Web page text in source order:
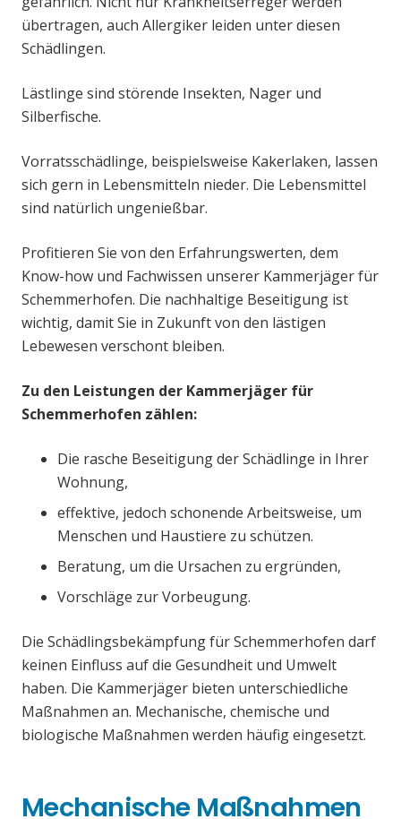
übertragen, auch Allergiker leiden unter diesen
Schädlingen.
Lästlinge sind störende Insekten, Nager und
Silberfische.
Vorratsschädlinge, beispielsweise Kakerlaken, lassen
sich gern in Lebensmitteln nieder. Die Lebensmittel
sind natürlich ungenießbar.
Profitieren Sie von den Erfahrungswerten, dem
Know-how und Fachwissen unserer Kammerjäger für
Schemmerhofen. Die nachhaltige Beseitigung ist
wichtig, damit Sie in Zukunft von den lästigen
Lebewesen verschont bleiben.
Zu den Leistungen der Kammerjäger für
Schemmerhofen zählen:
Die rasche Beseitigung der Schädlinge in Ihrer
Wohnung,
effektive, jedoch schonende Arbeitsweise, um
Menschen und Haustiere zu schützen.
Beratung, um die Ursachen zu ergründen,
Vorschläge zur Vorbeugung.
Die Schädlingsbekämpfung für Schemmerhofen darf
keinen Einfluss auf die Gesundheit und Umwelt
haben. Die Kammerjäger bieten unterschiedliche
Maßnahmen an. Mechanische, chemische und
biologische Maßnahmen werden häufig eingesetzt.
Mechanische Maßnahmen